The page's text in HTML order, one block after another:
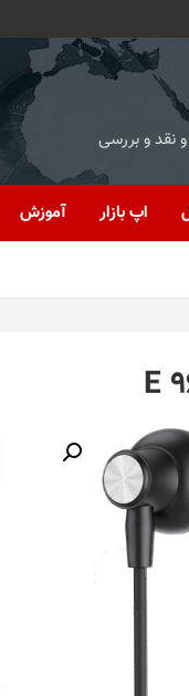
نقد و بررسی
اپ بازار آموزش